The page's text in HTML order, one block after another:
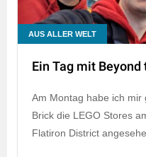
AUS ALLER WELT
Ein Tag mit
Am Montag habe ich mir
Brick die LEGO Stores
Flatiron District